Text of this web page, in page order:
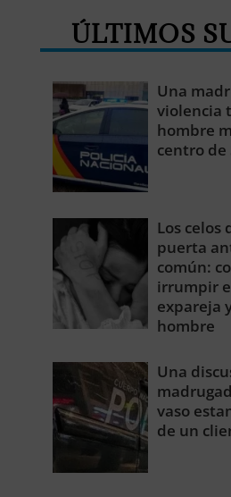
ÚLTIMOS
Una
violencia
hombre
centro
Los celos
puerta
común:
irrumpir
expareja
hombre
Una
vaso
de un